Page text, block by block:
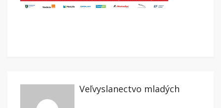
Veľvyslanectvo mladých